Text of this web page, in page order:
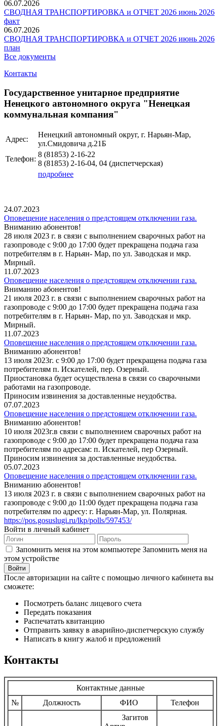
06.07.2026
СВОДНАЯ ТРАНСПОРТИРОВКА и ОТЧЕТ 2026 июнь 2026
факт
06.07.2026
СВОДНАЯ ТРАНСПОРТИРОВКА и ОТЧЕТ 2026 июнь 2026
план
Все документы
Контакты
Государственное унитарное предприятие
Ненецкого автономного округа "Ненецкая
коммунальная компания"
Адрес:
Ненецкий автономный округ, г. Нарьян-Мар,
ул.Смидовича д.21Б
Телефон:
8 (81853) 2-16-22
8 (81853) 2-16-04, 04 (диспетчерская)
подробнее
24.07.2023
Оповещение населения о предстоящем отключении газа.
Вниманию абонентов!
28 июля 2023 г. в связи с выполнением сварочных работ на
газопроводе с 9:00 до 17:00 будет прекращена подача газа
потребителям в г. Нарьян- Мар, по ул. Заводская и мкр.
Мирный.
11.07.2023
Оповещение населения о предстоящем отключении газа.
Вниманию абонентов!
21 июля 2023 г. в связи с выполнением сварочных работ на
газопроводе с 9:00 до 17:00 будет прекращена подача газа
потребителям в г. Нарьян- Мар, по ул. Заводская и мкр.
Мирный.
11.07.2023
Оповещение населения о предстоящем отключении газа.
Вниманию абонентов!
13 июля 2023г. с 9:00 до 17:00 будет прекращена подача газа
потребителям п. Искателей, пер. Озерный.
Приостановка будет осуществлена в связи со сварочными
работами на газопроводе.
Приносим извинения за доставленные неудобства.
07.07.2023
Оповещение населения о предстоящем отключении газа.
Вниманию абонентов!
10 июля 2023г.в связи с выполнением сварочных работ на
газопроводе с 9:00 до 17:00 будет прекращена подача газа
потребителям по адресам: п. Искателей, пер Озерный.
Приносим извинения за доставленные неудобства.
05.07.2023
Оповещение населения о предстоящем отключении газа.
Вниманию абонентов!
13 июля 2023 г. в связи с выполнением сварочных работ на
газопроводе с 9:00 до 11:00 будет прекращена подача газа
потребителям по адресу: г. Нарьян-Мар, ул. Полярная.
https://pos.gosuslugi.ru/lkp/polls/597453/
Войти в личный кабинет
Запомнить меня на этом компьютере Запомнить меня на
этом устройстве
После авторизации на сайте с помощью личного кабинета вы
сможете:
Посмотреть баланс лицевого счета
Передать показания
Распечатать квитанцию
Отправить заявку в аварийно-диспетчерскую службу
Написать в книгу жалоб и предложений
Контакты
Контактные данные
№
Должность ФИО Телефон
Загитов